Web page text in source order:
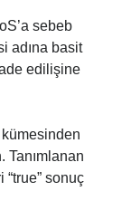
sebeb
adına basit
edilişine
sonuç